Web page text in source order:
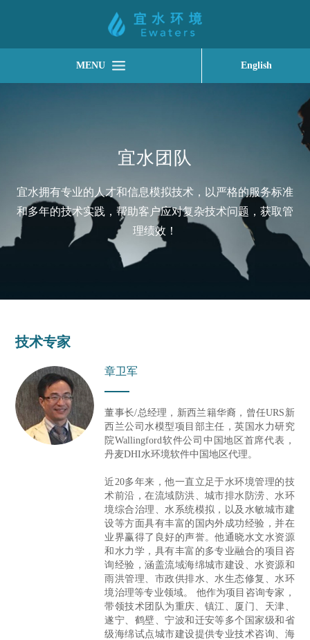
MENU English
宜水团队
宜水拥有专业的人才和信息模拟技术，以严格的服务标准
和多年的技术实践，帮助客户应对复杂技术问题，获取管
理绩效！
技术专家
章卫军
董事长/总经理，新西兰籍华裔，曾任URS新
西兰公司水模型项目部主任，英国水力研究
院Wallingford软件公司中国地区首席代表，
丹麦DHI水环境软件中国地区代理。
近20多年来，他一直立足于水环境管理的技
术前沿，在流域防洪、城市排水防涝、水环
境综合治理、水系统模拟，以及水敏城市建
设等方面具有丰富的国内外成功经验，并在
业界赢得了良好的声誉。他通晓水文水资源
和水力学，具有丰富的多专业融合的项目咨
询经验，涵盖流域海绵城市建设、水资源和
雨洪管理、市政供排水、水生态修复、水环
境治理等专业领域。 他作为项目咨询专家，
带领技术团队为重庆、镇江、厦门、天津、
遂宁、鹤壁、宁波和迁安等多个国家级和省
级海绵试点城市建设提供专业技术咨询、海